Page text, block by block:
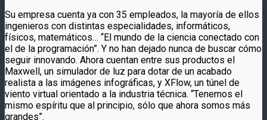
Su empresa cuenta ya con 35 empleados, la mayoría de ellos
ingenieros con distintas especialidades, informáticos,
físicos, matemáticos… “El mundo de la ciencia conectado con
el de la programación”. Y no han dejado nunca de buscar cómo
seguir innovando. Ahora cuentan entre sus productos el
Maxwell, un simulador de luz para dotar de un acabado
realista a las imágenes infográficas, y XFlow, un túnel de
viento virtual orientado a la industria técnica. “Tenemos el
mismo espíritu que al principio, sólo que ahora somos más
grandes”.